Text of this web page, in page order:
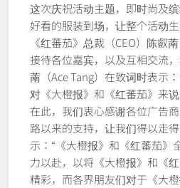
这次庆祝活动主题，即时尚及
好看的服装到场，让整个活动
《红蕃茄》总裁（CEO）陈叡
接待各位嘉宾，以及互相交流
萳（Ace Tang）在致词时表示：
对《大橙报》和《红蕃茄》来
在此，我们衷心感谢各位广告
路以来的支持，让我们得以走
示：“《大橙报》和《红蕃茄》
力以赴，以将《大橙报》和《
精彩，而各界朋友们对于《大